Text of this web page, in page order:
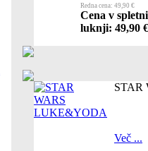
Redna cena: 49,90 €
Cena v
luknji: 49,90 €
STAR
Več ...